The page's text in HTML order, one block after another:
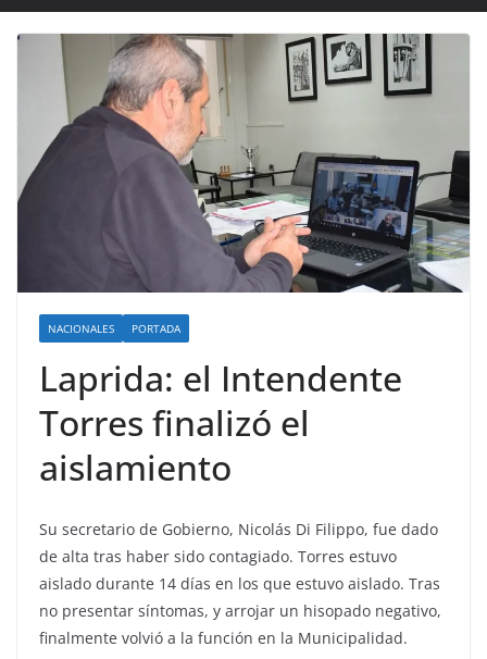
NACIONALES PORTADA
Laprida: el Intendente
Torres finalizó el
aislamiento
Su secretario de Gobierno, Nicolás Di Filippo, fue dado
de alta tras haber sido contagiado. Torres estuvo
aislado durante 14 días en los que estuvo aislado. Tras
no presentar síntomas, y arrojar un hisopado negativo,
finalmente volvió a la función en la Municipalidad.